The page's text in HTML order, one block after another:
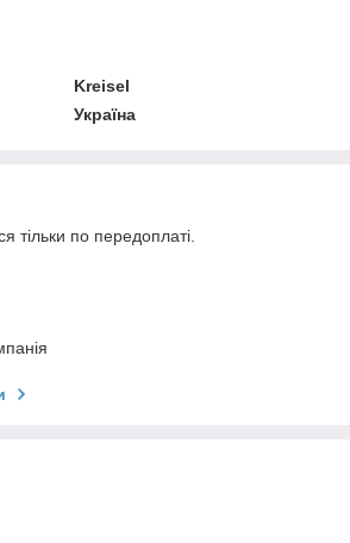
Kreisel
Україна
тільки по передоплаті.